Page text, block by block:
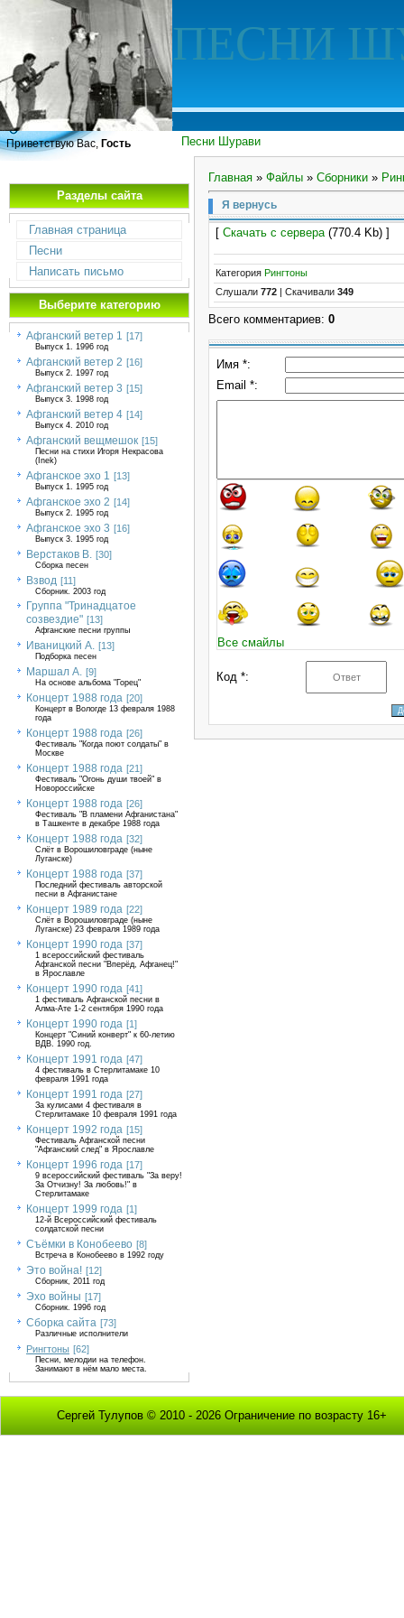
ПЕСНИ
Песни Шурави
Приветствую Вас, Гость
Разделы сайта
Главная страница
Песни
Написать письмо
Выберите категорию
Афганский ветер 1 [17]
Выпуск 1. 1996 год
Афганский ветер 2 [16]
Выпуск 2. 1997 год
Афганский ветер 3 [15]
Выпуск 3. 1998 год
Афганский ветер 4 [14]
Выпуск 4. 2010 год
Афганский вещмешок [15]
Песни на стихи Игоря Некрасова
(Inek)
Афганское эхо 1 [13]
Выпуск 1. 1995 год
Афганское эхо 2 [14]
Выпуск 2. 1995 год
Афганское эхо 3 [16]
Выпуск 3. 1995 год
Верстаков В. [30]
Сборка песен
Взвод [11]
Сборник. 2003 год
Группа "Тринадцатое
созвездие" [13]
Афганские песни группы
Иваницкий А. [13]
Подборка песен
Маршал А. [9]
На основе альбома "Горец"
Концерт 1988 года [20]
Концерт в Вологде 13 февраля 1988
года
Концерт 1988 года [26]
Фестиваль "Когда поют солдаты" в
Москве
Концерт 1988 года [21]
Фестиваль "Огонь души твоей" в
Новороссийске
Концерт 1988 года [26]
Фестиваль "В пламени Афганистана"
в Ташкенте в декабре 1988 года
Концерт 1988 года [32]
Слёт в Ворошиловграде (ныне
Луганске)
Концерт 1988 года [37]
Последний фестиваль авторской
песни в Афганистане
Концерт 1989 года [22]
Слёт в Ворошиловграде (ныне
Луганске) 23 февраля 1989 года
Концерт 1990 года [37]
1 всероссийский фестиваль
Афганской песни "Вперёд, Афганец!"
в Ярославле
Концерт 1990 года [41]
1 фестиваль Афганской песни в
Алма-Ате 1-2 сентября 1990 года
Концерт 1990 года [1]
Концерт "Синий конверт" к 60-летию
ВДВ. 1990 год.
Концерт 1991 года [47]
4 фестиваль в Стерлитамаке 10
февраля 1991 года
Концерт 1991 года [27]
За кулисами 4 фестиваля в
Стерлитамаке 10 февраля 1991 года
Концерт 1992 года [15]
Фестиваль Афганской песни
"Афганский след" в Ярославле
Концерт 1996 года [17]
9 всероссийский фестиваль "За веру!
За Отчизну! За любовь!" в
Стерлитамаке
Концерт 1999 года [1]
12-й Всероссийский фестиваль
солдатской песни
Съёмки в Конобеево [8]
Встреча в Конобеево в 1992 году
Это война! [12]
Сборник, 2011 год
Эхо войны [17]
Сборник. 1996 год
Сборка сайта [73]
Различные исполнители
Рингтоны [62]
Песни, мелодии на телефон.
Занимают в нём мало места.
Главная » Файлы » Сборники »
Я вернусь
[ Скачать с сервера(770.4 Kb) ]
Категория Рингтоны
Слушали 772 Скачивали 349
Всего комментариев: 0
Имя *:
Email *:
Все смайлы
Код *:
Сергей Тулупов © 2010 - 2026 Ограничение по возрасту 16+